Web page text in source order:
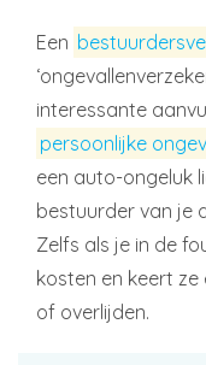
Een
interessante
persoonlijke
een auto-ongeluk
bestuurder van je
Zelfs als je in de
kosten en keert
of overlijden.